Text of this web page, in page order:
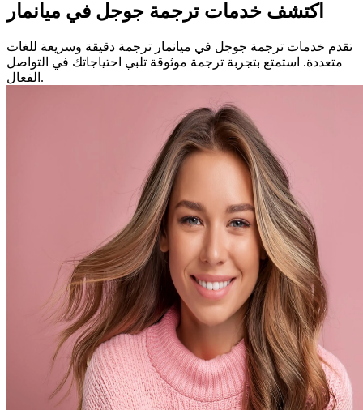
اكتشف خدمات ترجمة جوجل في ميانمار
تقدم خدمات ترجمة جوجل في ميانمار ترجمة دقيقة وسريعة للغات
متعددة. استمتع بتجربة ترجمة موثوقة تلبي احتياجاتك في التواصل
الفعال.